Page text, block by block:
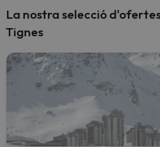
La nostra selecció
Tignes